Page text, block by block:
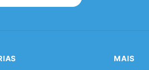
MAIS